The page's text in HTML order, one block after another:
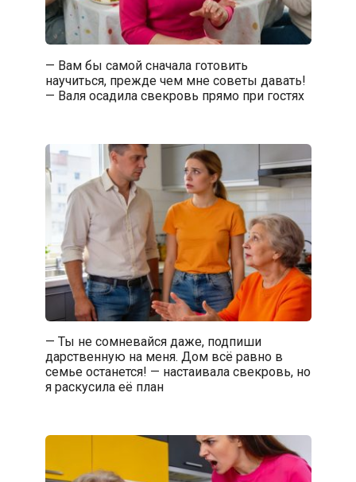
— Вам бы самой сначала готовить
научиться, прежде чем мне советы давать!
— Валя осадила свекровь прямо при гостях
— Ты не сомневайся даже, подпиши
дарственную на меня. Дом всё равно в
семье останется! — настаивала свекровь, но
я раскусила её план